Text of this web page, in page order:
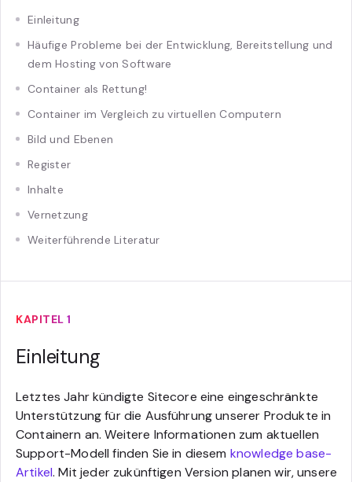
Einleitung
Häufige Probleme bei der Entwicklung, Bereitstellung und
dem Hosting von Software
Container als Rettung!
Container im Vergleich zu virtuellen Computern
Bild und Ebenen
Register
Inhalte
Vernetzung
Weiterführende Literatur
KAPITEL 1
Einleitung
Letztes Jahr kündigte Sitecore eine eingeschränkte
Unterstützung für die Ausführung unserer Produkte in
Containern an. Weitere Informationen zum aktuellen
Support-Modell finden Sie in diesem knowledge base-
Artikel. Mit jeder zukünftigen Version planen wir, unsere